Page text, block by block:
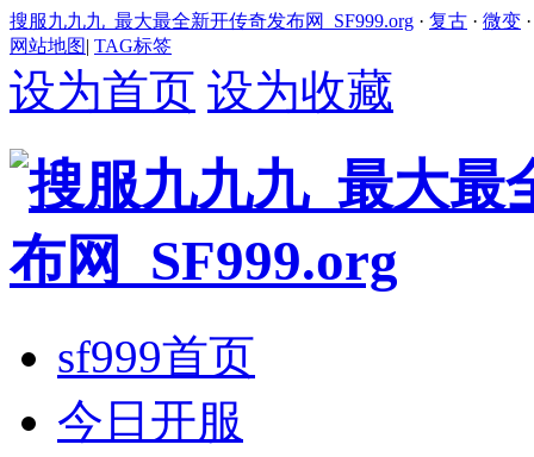
搜服九九九_最大最全新开传奇发布网_SF999.org · 复古 · 微变
网站地图| TAG标签
设为首页 设为收藏
sf999首页
今日开服